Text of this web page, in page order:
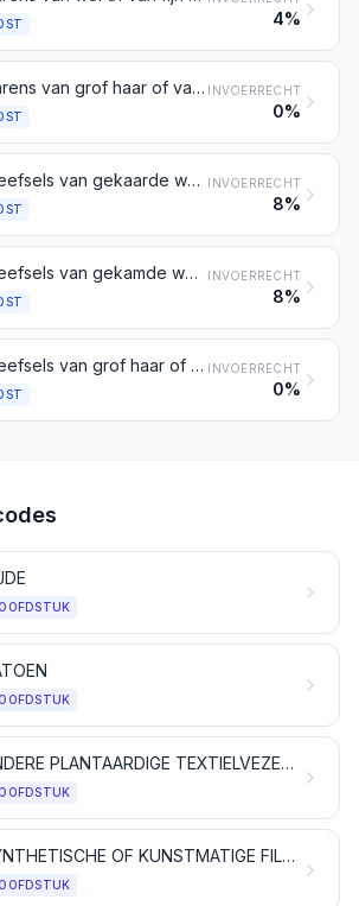
4%
Garens van grof haar of van paardenhaar (crin) (omwoeld paardenhaar daaronder begrepen), ook indien opgemaakt voor de verkoop in het klein INVOERRECHT
0%
Weefsels van gekaarde wol of van gekaard fijn haar INVOERRECHT
8%
Weefsels van gekamde wol of van gekamd fijn haar INVOERRECHT
8%
Weefsels van grof haar of van paardenhaar (crin) INVOERRECHT
0%
ANDERE PLANTAARDIGE TEXTIELVEZELS; PAPIERGARENS EN WEEFSELS DAARVAN
SYNTHETISCHE OF KUNSTMATIGE FILAMENTEN; strippen en artikelen van dergelijke vorm, van synthetische of van kunstmatige textielstoffen